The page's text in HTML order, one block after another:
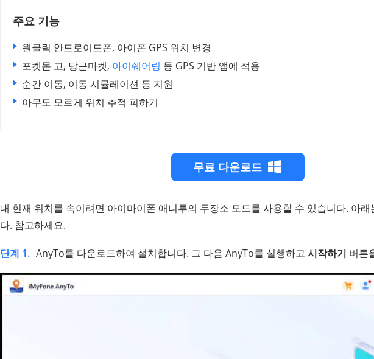
주요 기능
원클릭 안드로이드폰, 아이폰 GPS 위치 변경
포켓몬 고, 당근마켓, 아이쉐어링 등 GPS 기반 앱에 적용
순간 이동, 이동 시뮬레이션 등 지원
아무도 모르게 위치 추적 피하기
무료 다운로드
내 현재 위치를 속이려면 아이마이폰 애니투의 두장소 모드를 사용할 수 있습니다. 아
다. 참고하세요.
단계 1. AnyTo를 다운로드하여 설치합니다. 그 다음 AnyTo를 실행하고 시작하기 버튼